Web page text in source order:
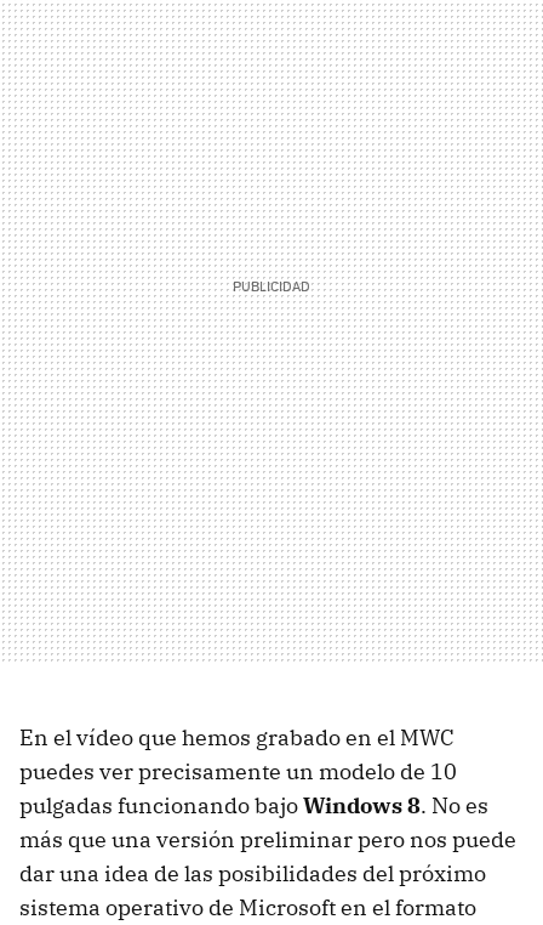
En el vídeo que hemos grabado en el MWC
puedes ver precisamente un modelo de 10
pulgadas funcionando bajoWindows 8. No es
más que una versión preliminar pero nos puede
dar una idea de las posibilidades del próximo
sistema operativo de Microsoft en el formato